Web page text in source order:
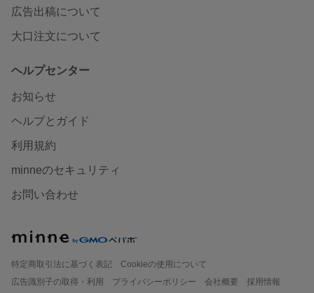
広告出稿について
大口注文について
ヘルプセンター
お知らせ
ヘルプとガイド
利用規約
minneのセキュリティ
お問い合わせ
特定商取引法に基づく表記
Cookieの使用について
広告識別子の取得・利用
プライバシーポリシー 会社概要
採用情報